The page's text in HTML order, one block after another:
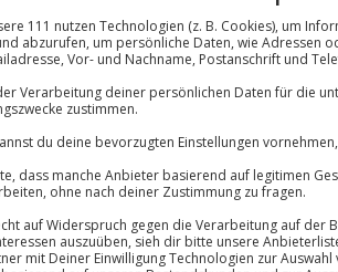
übertragbar. Details